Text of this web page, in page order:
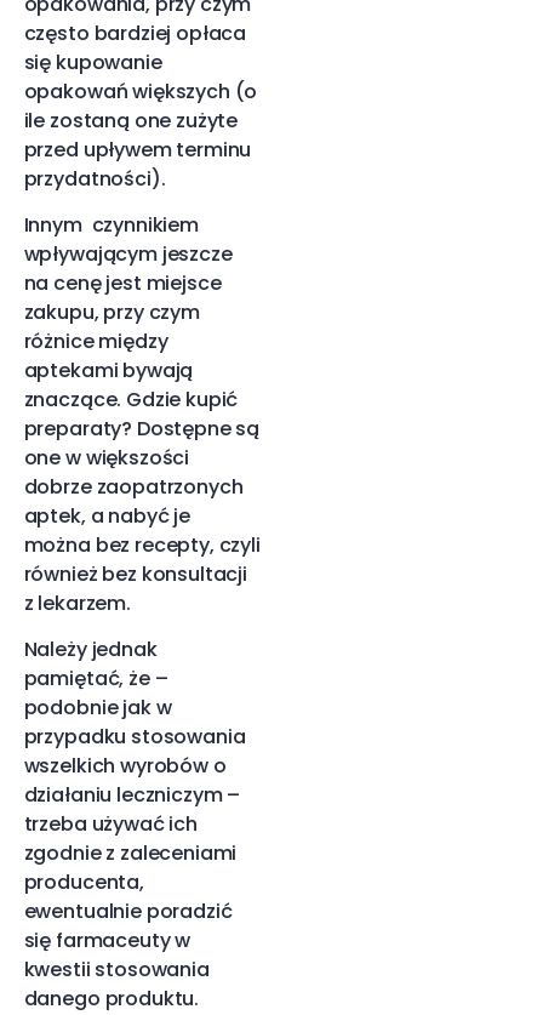
często bardziej opłaca
się kupowanie
opakowań większych (o
ile zostaną one zużyte
przed upływem terminu
przydatności).
Innym czynnikiem
wpływającym jeszcze
na cenę jest miejsce
zakupu, przy czym
różnice między
aptekami bywają
znaczące. Gdzie kupić
preparaty? Dostępne są
one w większości
dobrze zaopatrzonych
aptek, a nabyć je
można bez recepty, czyli
również bez konsultacji
z lekarzem.
Należy jednak
pamiętać, że –
podobnie jak w
przypadku stosowania
wszelkich wyrobów o
działaniu leczniczym –
trzeba używać ich
zgodnie z zaleceniami
producenta,
ewentualnie poradzić
się farmaceuty w
kwestii stosowania
danego produktu.